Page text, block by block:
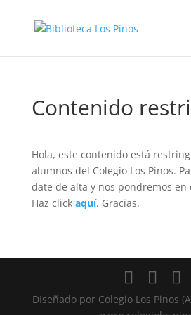
Contenido
Hola, este contenido está
alumnos del Colegio Los Pinos.
date de alta y nos pondremos en
Haz click aquí. Gracias.
DIseñado por Colegio Los Pinos